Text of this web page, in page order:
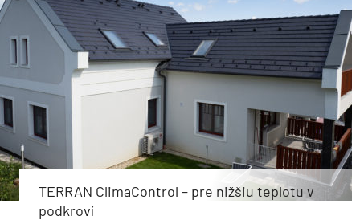
TERRAN ClimaControl – pre nižšiu teplotu v
podkroví